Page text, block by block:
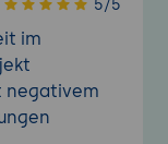
5/5
im
negativem